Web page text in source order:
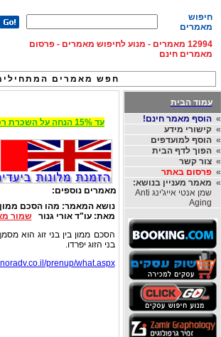
חיפוש
מאמרים
12994 מאמרים - מנוע לחיפוש מאמרים - פרסום
מאמרים חינם
חפש מאמרים
עמוד הבית
»הוסף מאמר חינם!
»קישורי מידע
»הוסף למועדפים
»הפוך לדף הבית
»צור קשר
»פרסום באתר
» מאמר מעניין בנושא:
שמן אנטי אייג'ינג Anti
Aging
עד 15% הנחה על השכרת רכב בחו"ל, מהחברות הגדולות בעולם, לחצו ל Rentingcar
מאמרים נוספים:
נושא המאמר: מהו הסכם ממון
מאת:עו"ד אורי גנורשמור
הסכם ממון בין בני זוג הוא
בני הזוג יפרדו.
prenup/what.aspx